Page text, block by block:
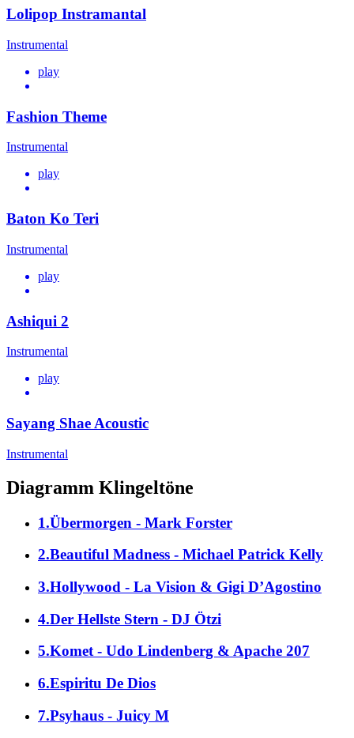
Lolipop Instramantal
Instrumental
play
Fashion Theme
Instrumental
play
Baton Ko Teri
Instrumental
play
Ashiqui 2
Instrumental
play
Sayang Shae Acoustic
Instrumental
Diagramm Klingeltöne
1.Übermorgen - Mark Forster
2.Beautiful Madness - Michael Patrick Kelly
3.Hollywood - La Vision & Gigi D’Agostino
4.Der Hellste Stern - DJ Ötzi
5.Komet - Udo Lindenberg & Apache 207
6.Espiritu De Dios
7.Psyhaus - Juicy M